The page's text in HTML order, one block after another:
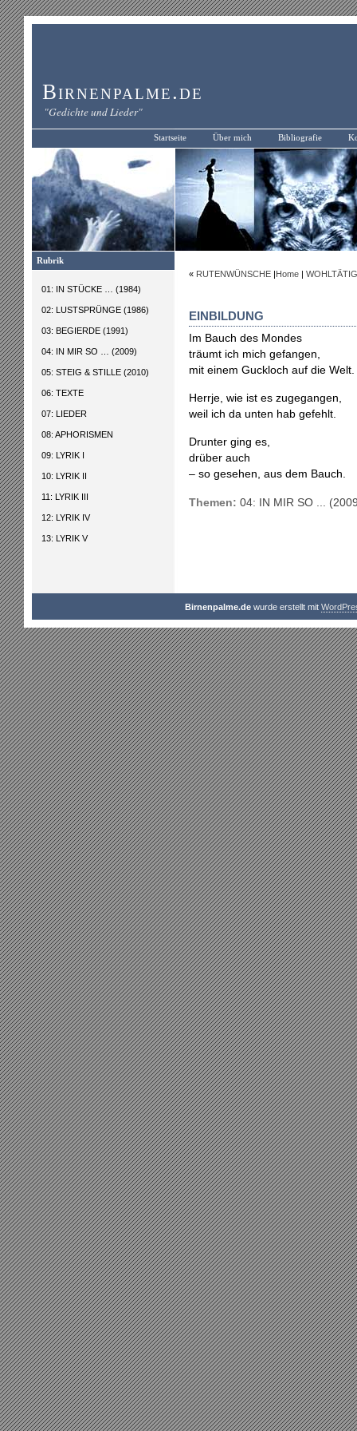
Birnenpalme.de
"Gedichte und Lieder"
Startseite Über mich Bibliografie
Rubrik
01: IN STÜCKE … (1984)
02: LUSTSPRÜNGE (1986)
03: BEGIERDE (1991)
04: IN MIR SO … (2009)
05: STEIG & STILLE (2010)
06: TEXTE
07: LIEDER
08: APHORISMEN
09: LYRIK I
10: LYRIK II
11: LYRIK III
12: LYRIK IV
13: LYRIK V
« RUTENWÜNSCHE |Home |
EINBILDUNG
Im Bauch des Mondes
träumt ich mich gefangen,
mit einem Guckloch auf die Welt.
Herrje, wie ist es zugegangen,
weil ich da unten hab gefehlt.
Drunter ging es,
drüber auch
– so gesehen, aus dem Bauch.
Themen: 04: IN MIR SO ...
Birnenpalme.dewurde erstellt mit